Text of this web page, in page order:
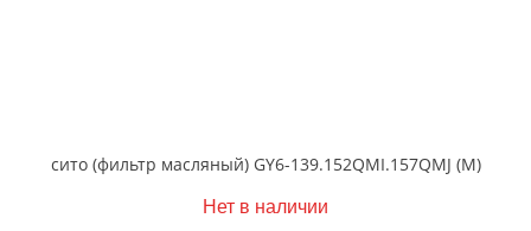
сито (фильтр масляный) GY6-139.152QMI.157QMJ (М)
Нет в наличии